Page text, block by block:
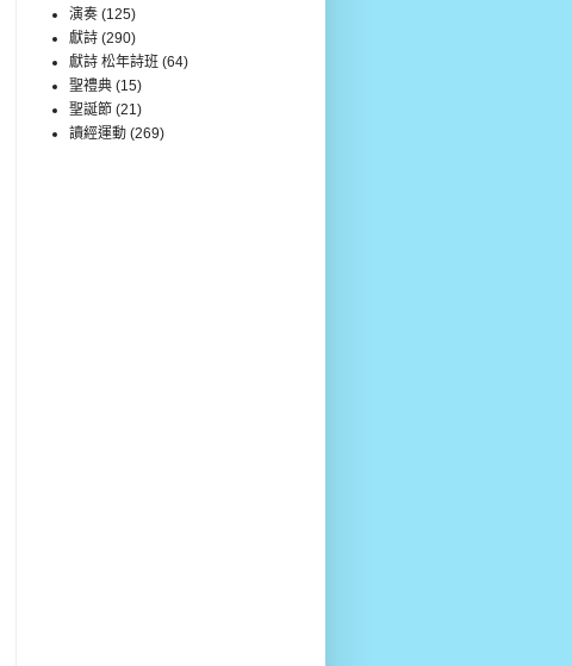
演奏 (125)
獻詩 (290)
獻詩 松年詩班 (64)
聖禮典 (15)
聖誕節 (21)
讀經運動 (269)